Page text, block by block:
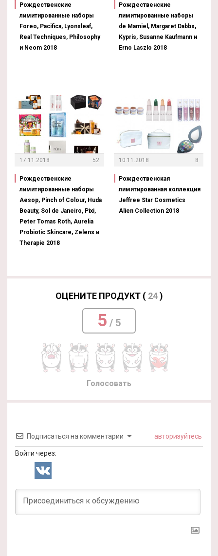
Рождественские
лимитированные наборы
Foreo, Pacifica, Lyonsleaf,
Real Techniques, Philosophy
и Neom 2018
17.11.2018 52
Рождественские
лимитированные наборы
Aesop, Pinch of Colour, Huda
Beauty, Sol de Janeiro, Pixi,
Peter Tomas Roth, Aurelia
Probiotic Skincare, Zelens и
Therapie 2018
Рождественские
лимитированные наборы
de Mamiel, Margaret Dabbs,
Kypris, Susanne Kaufmann и
Erno Laszlo 2018
10.11.2018 8
Рождественская
лимитированная коллекция
Jeffree Star Cosmetics
Alien Collection 2018
ОЦЕНИТЕ ПРОДУКТ ( 24)
5 / 5
Голосовать
Подписаться на комментарии авторизуйтесь
Войти через: